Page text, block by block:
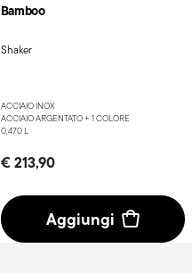
Bamboo
Shaker
ACCIAIO INOX
ACCIAIO ARGENTATO + 1 COLORE
0,470 L
€ 213,90
Aggiungi